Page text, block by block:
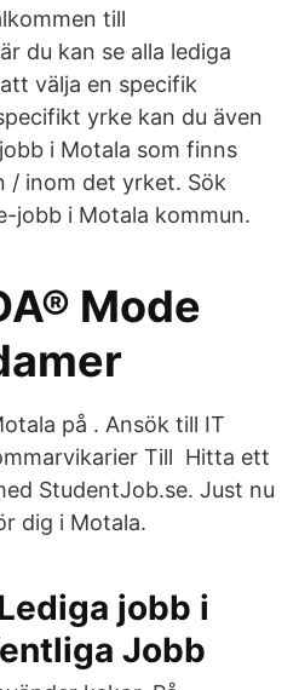
till
du kan se alla lediga
välja en specifik
yrke kan du även
i Motala som finns
/ inom det yrket. Sök
jobb i Motala kommun.
Mode
på . Ansök till IT
Till Hitta ett
StudentJob.se. Just nu
dig i Motala.
jobb i
Jobb